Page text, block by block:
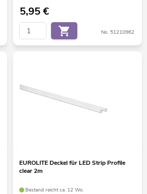
5,95€
No. 51210962
EUROLITE Deckel für LED Strip Profile
clear 2m
Bestand reicht ca. 12 Wo.